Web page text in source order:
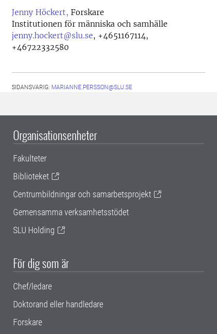
Jenny Höckert, Forskare
Institutionen för människa och samhälle
jenny.hockert@slu.se, +4651167114,
+46722332580
SIDANSVARIG: MARIANNE.PERSSON@SLU.SE
Organisationsenheter
Fakulteter
Biblioteket
Centrumbildningar och samarbetsprojekt
Gemensamma verksamhetsstödet
SLU Holding
För dig som är
Chef/ledare
Doktorand eller handledare
Forskare